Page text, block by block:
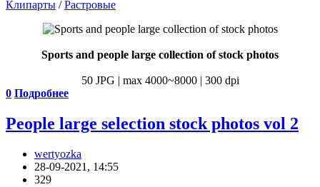
Клипарты /Растровые
Sports and people large collection of stock photos
50 JPG | max 4000~8000 | 300 dpi
0 Подробнее
People large selection stock photos vol 2
wertyozka
28-09-2021, 14:55
329